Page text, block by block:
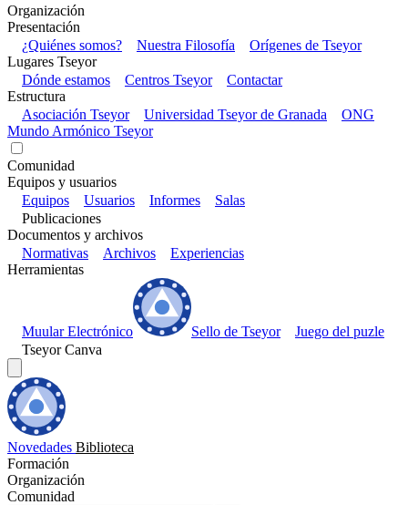
Organización
Presentación
¿Quiénes somos?
Nuestra Filosofía
Orígenes de Tseyor
Lugares Tseyor
Dónde estamos
Centros Tseyor
Contactar
Estructura
Asociación Tseyor
Universidad Tseyor de Granada
ONG
Mundo Armónico Tseyor
Comunidad
Equipos y usuarios
Equipos
Usuarios Informes
Salas
Publicaciones
Documentos y archivos
Normativas
Archivos
Experiencias
Herramientas
Muular Electrónico Sello de Tseyor
Juego del puzle
Tseyor Canva
Novedades Biblioteca
Formación
Organización
Comunidad